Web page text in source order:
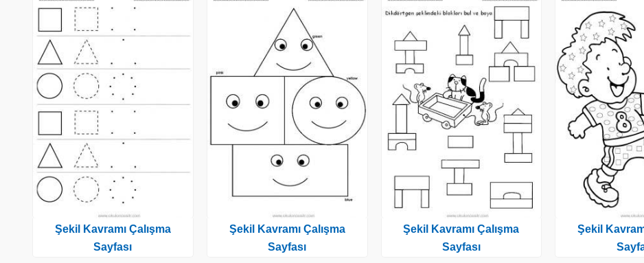
Şekil Kavramı Çalışma
Sayfası
Şekil Kavramı Çalışma
Sayfası
Şekil Kavramı Çalışma
Sayfası
Şekil